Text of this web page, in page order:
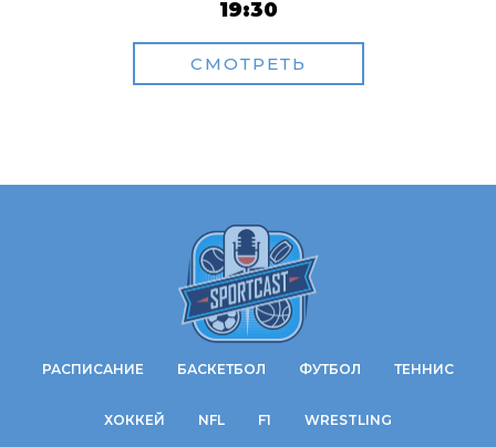
19:30
СМОТРЕТЬ
РАСПИСАНИЕ БАСКЕТБОЛ ФУТБОЛ ТЕННИС
ХОККЕЙ NFL F1 WRESTLING